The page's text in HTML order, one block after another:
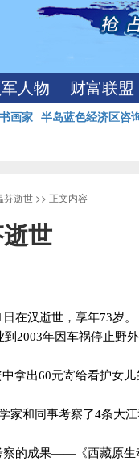
人物 财富联盟
画家 半岛蓝色经济区咨
芬逝世 >> 正文内容
世
日在汉逝世，享年73岁。
到 2003年因车祸停止野
拿出60元寄给看护女
家和同事考察了4条大江
察的成果——《西藏原生